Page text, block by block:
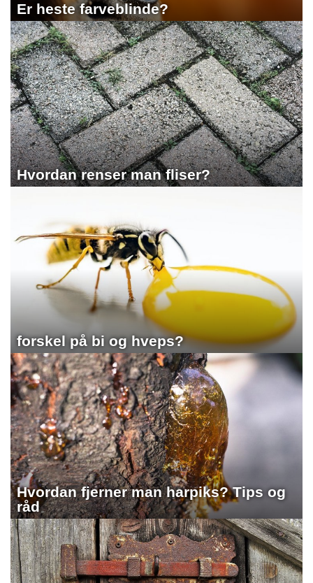
Er heste farveblinde?
Hvordan renser man fliser?
forskel på bi og hveps?
Hvordan fjerner man harpiks? Tips og
råd